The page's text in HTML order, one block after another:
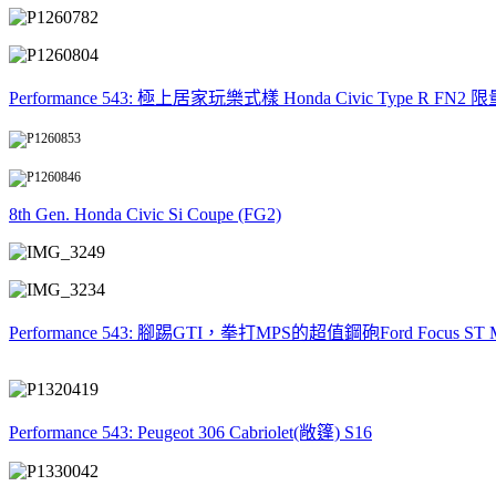
Performance 543: 極上居家玩樂式樣 Honda Civic Type R FN2 限
8th Gen. Honda Civic Si Coupe (FG2)
Performance 543: 腳踢GTI，拳打MPS的超值鋼砲Ford Focus ST
Performance 543: Peugeot 306 Cabriolet(敞篷) S16